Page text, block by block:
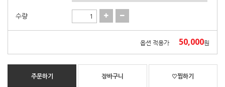
수량
옵션 적용가 50,000원
주문하기 장바구니 ♡찜하기